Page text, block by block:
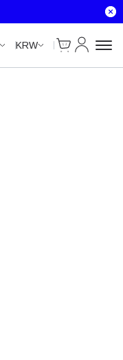
KRW
Cart
내 계정